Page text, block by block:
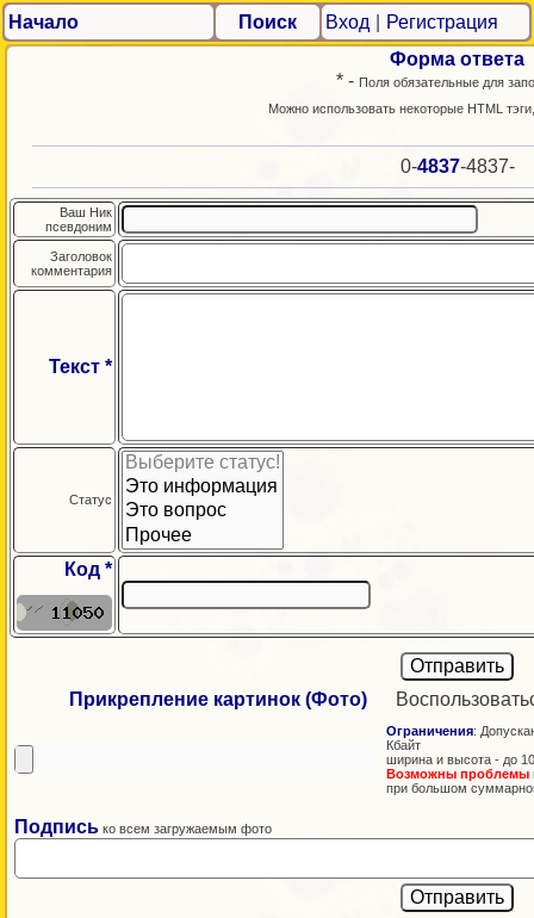
Начало Поиск Вход
Регистрация
Форма ответа
* - Поля обязательные для
Можно использовать некоторые HTML
0-4837-4837-
Ваш Ник
псевдоним
Заголовок
комментария
Текст *
Статус
Код *
Прикрепление картинок (Фото)
Ограничения:
Кбайт
ширина и высота - до
Возможны проблемы
при большом
Подпись ко всем загружаемым фото